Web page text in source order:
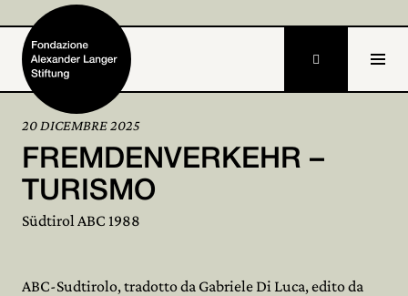
Home
Stiftung
Alexander Langer

20 DICEMBRE 2025
FREMDENVERKEHR –
TURISMO
Südtirol ABC 1988
ABC-Sudtirolo, tradotto da Gabriele Di Luca, edito da